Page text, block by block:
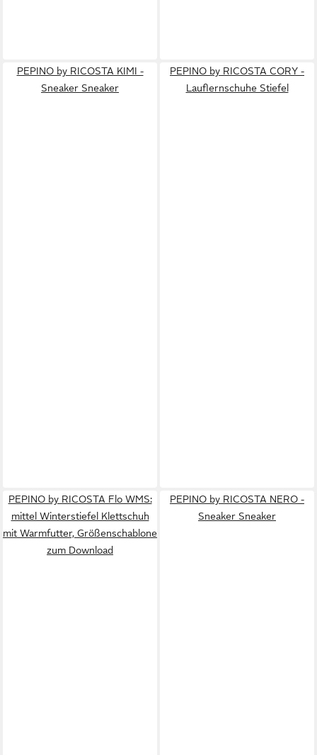
PEPINO by RICOSTA KIMI -
Sneaker Sneaker
PEPINO by RICOSTA CORY -
Lauflernschuhe Stiefel
PEPINO by RICOSTA Flo WMS:
mittel Winterstiefel Klettschuh
mit Warmfutter, Größenschablone
zum Download
PEPINO by RICOSTA NERO -
Sneaker Sneaker